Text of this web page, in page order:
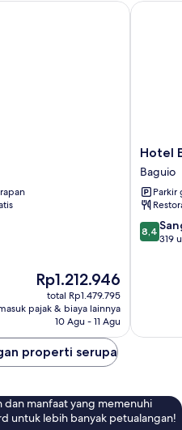
Harga
sekarang
Rp1.212.946
Rp1.212.946
total Rp1.479.795
pajak & biaya lainnya
10 Agu - 11 Agu
Hotel
Baguio
Baguio
Hotel
Baguio
Parkir
8.4
dari
8,4
319
Hotel
properti serupa
dan manfaat yang memenuhi
untuk lebih banyak petualangan!